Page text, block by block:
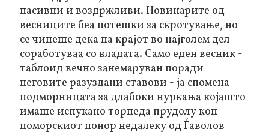
пасивни и воздржливи. Новинарите од
весниците беа потешки за скротување, но
се чинеше дека на крајот во најголем дел
соработуваа со владата. Само еден весник -
таблоид вечно занемаруван поради
неговите разуздани ставови - ја спомена
подморницата за длабоки нуркања којашто
имаше испукано торпеда прудолу кон
поморскиот понор недалеку од Ѓаволов